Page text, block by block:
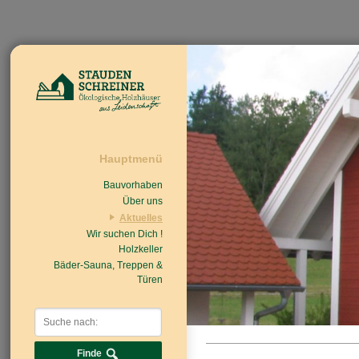
Hauptmenü
Bauvorhaben
Über uns
Aktuelles
Beiträge
Nachrichten/Einzug
Wir suchen Dich !
Holzkeller
Bäder-Sauna, Treppen &
Türen
Finde